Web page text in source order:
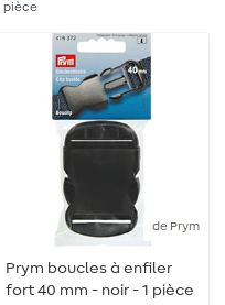
pièce
de Prym
Prym boucles à enfiler
fort 40 mm - noir - 1 pièce